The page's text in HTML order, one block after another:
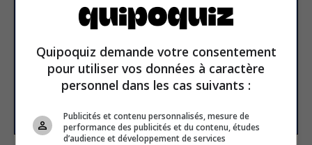
E-mail
Quipoquiz demande votre consentement
pour utiliser vos données à caractère
personnel dans les cas suivants :
Publicités et contenu personnalisés, mesure de
performance des publicités et du contenu, études
d’audience et développement de services